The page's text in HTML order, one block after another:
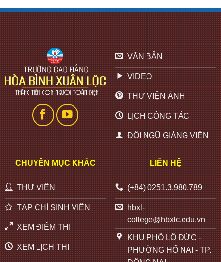
VĂN BẢN
VIDEO
THƯ VIỆN ẢNH
LỊCH CÔNG TÁC
ĐỘI NGŨ GIẢNG VIÊN
CHUYÊN MỤC KHÁC
THƯ VIỆN
TẠP CHÍ SINH VIÊN
XEM ĐIỂM THI
XEM LỊCH THI
LIÊN HỆ
(+84) 0251.3.980.789
hbxl-
college@hbxlc.edu.vn
KHU PHỐ LỘ ĐỨC -
PHƯỜNG HỐ NAI - TP.